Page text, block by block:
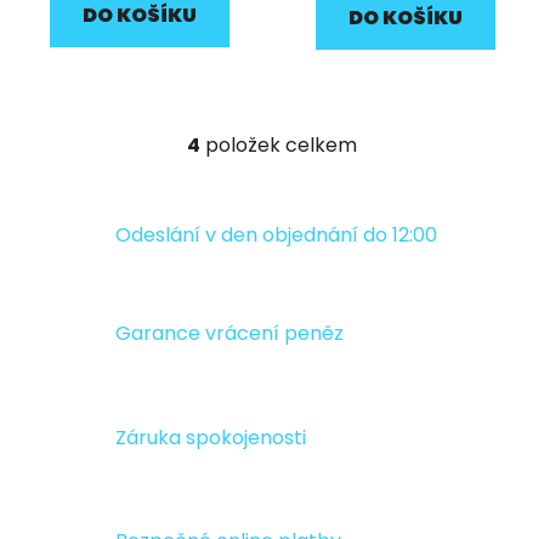
DO KOŠÍKU DO KOŠÍKU
O
á
c
í
k
ý
4 položek celkem
Odeslání v den objednání do 12:00
Garance vrácení peněz
Záruka spokojenosti